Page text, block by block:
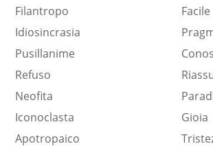
Filantropo
Idiosincrasia
Pusillanime
Refuso
Neofita
Iconoclasta
Apotropaico
Facile
Gioia